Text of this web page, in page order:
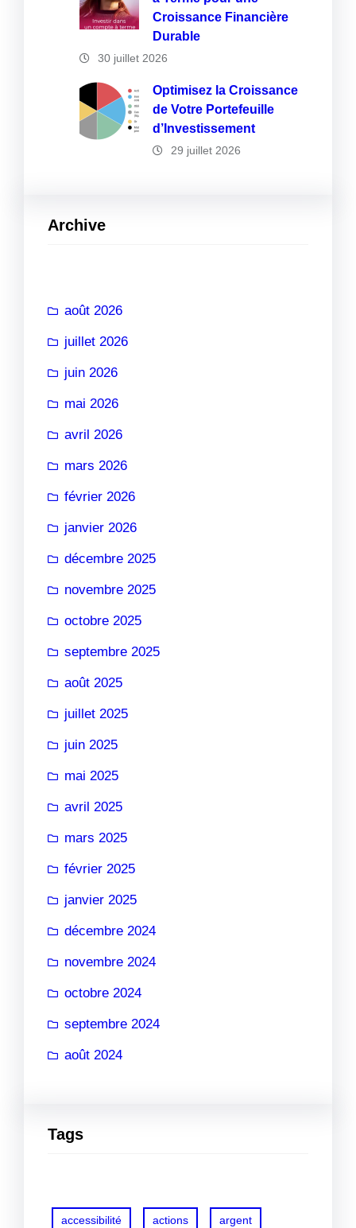
Croissance Financière
Durable
30 juillet 2026
Optimisez la Croissance
de Votre Portefeuille
d’Investissement
29 juillet 2026
Archive
août 2026
juillet 2026
juin 2026
mai 2026
avril 2026
mars 2026
février 2026
janvier 2026
décembre 2025
novembre 2025
octobre 2025
septembre 2025
août 2025
juillet 2025
juin 2025
mai 2025
avril 2025
mars 2025
février 2025
janvier 2025
décembre 2024
novembre 2024
octobre 2024
septembre 2024
août 2024
Tags
accessibilité actions argent